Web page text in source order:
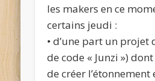
les makers en ce
certains jeudi :
• d’une part un projet
de code « Junzi »)
de créer l’étonnement